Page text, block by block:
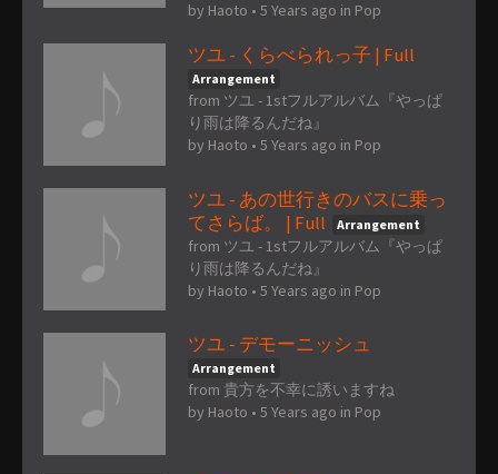
by Haoto • 5 Years ago in Pop
ツユ - くらべられっ子 | Full
Arrangement
from ツユ - 1stフルアルバム『やっぱ
り雨は降るんだね』
by Haoto • 5 Years ago in Pop
ツユ - あの世行きのバスに乗っ
てさらば。 | Full
Arrangement
from ツユ - 1stフルアルバム『やっぱ
り雨は降るんだね』
by Haoto • 5 Years ago in Pop
ツユ - デモーニッシュ
Arrangement
from 貴方を不幸に誘いますね
by Haoto • 5 Years ago in Pop